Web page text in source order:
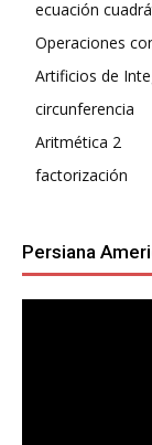
ecuación
Operaciones
Artificios de
circunferencia
Aritmética 2
factorización
Persiana